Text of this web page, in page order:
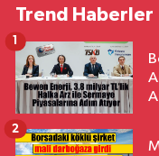
Trend Haberler
1
2